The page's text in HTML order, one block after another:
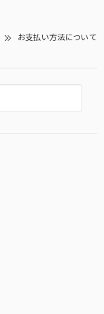
お支払い方法について